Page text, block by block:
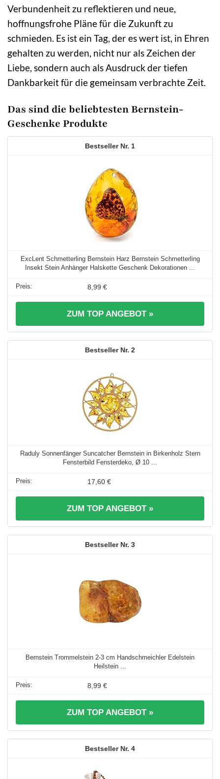
Verbundenheit zu reflektieren und neue,
hoffnungsfrohe Pläne für die Zukunft zu
schmieden. Es ist ein Tag, der es wert ist, in Ehren
gehalten zu werden, nicht nur als Zeichen der
Liebe, sondern auch als Ausdruck der tiefen
Dankbarkeit für die gemeinsam verbrachte Zeit.
Das sind die beliebtesten Bernstein-
Geschenke Produkte
1
ExcLent Schmetterling Bernstein Harz Bernstein Schmetterling
Insekt Stein Anhänger Halskette Geschenk Dekorationen ...
8,99 €
ZUM TOP ANGEBOT »
2
Raduly Sonnenfänger Suncatcher Bernstein in Birkenholz Stern
Fensterbild Fensterdeko, Ø 10 ...
17,60 €
ZUM TOP ANGEBOT »
3
Bernstein Trommelstein 2-3 cm Handschmeichler Edelstein
Heilstein ...
8,99 €
ZUM TOP ANGEBOT »
4